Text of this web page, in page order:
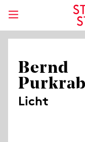
Bernd
Licht